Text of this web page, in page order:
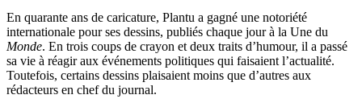
En quarante ans de caricature, Plantu a gagné une notoriété
internationale pour ses dessins, publiés chaque jour à la Une du
Monde. En trois coups de crayon et deux traits d’humour, il a passé
sa vie à réagir aux événements politiques qui faisaient l’actualité.
Toutefois, certains dessins plaisaient moins que d’autres aux
rédacteurs en chef du journal.